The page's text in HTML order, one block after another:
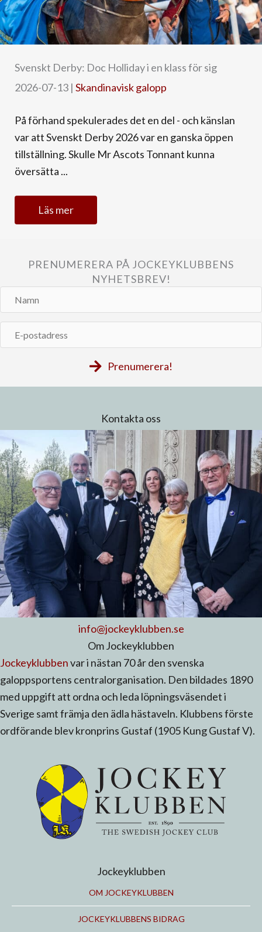
Svenskt Derby: Doc Holliday i en klass för sig
2026-07-13 | Skandinavisk galopp
På förhand spekulerades det en del - och känslan
var att Svenskt Derby 2026 var en ganska öppen
tillställning. Skulle Mr Ascots Tonnant kunna
översätta ...
Läs mer
PRENUMERERA PÅ JOCKEYKLUBBENS
NYHETSBREV!
Namn
postadress
Prenumerera!
Kontakta oss
info@jockeyklubben.se
Om Jockeyklubben
Jockeyklubbenvar i nästan 70 år den svenska
galoppsportens centralorganisation. Den bildades 1890
med uppgift att ordna och leda löpningsväsendet i
Sverige samt främja den ädla hästaveln. Klubbens förste
ordförande blev kronprins Gustaf (1905 Kung Gustaf V).
Jockeyklubben
OM JOCKEYKLUBBEN
JOCKEYKLUBBENS BIDRAG